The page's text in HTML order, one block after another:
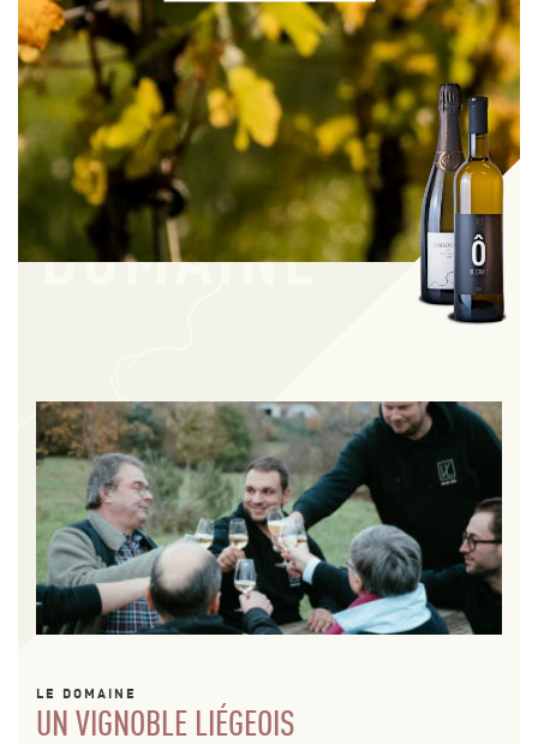
LE DOMAINE
UN VIGNOBLE LIÉGEOIS